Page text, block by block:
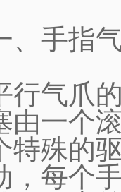
、手指
行气爪
由一个
特殊的
，每个